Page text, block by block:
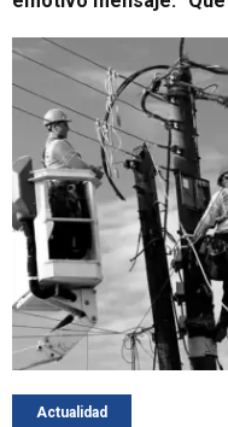
Actualidad